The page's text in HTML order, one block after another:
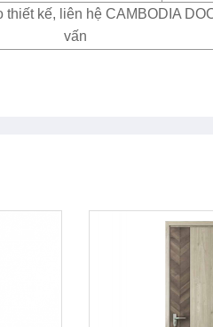
kế, liên hệ CAMBODIA
vấn